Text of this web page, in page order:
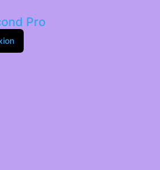
Pro